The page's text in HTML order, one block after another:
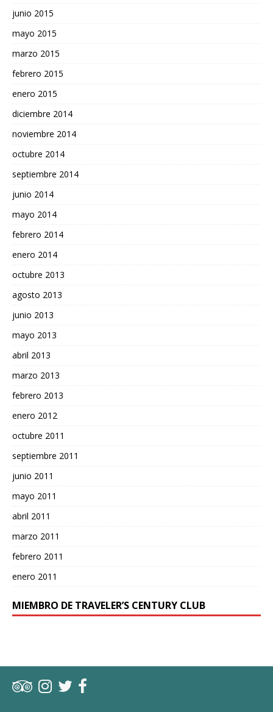
junio 2015
mayo 2015
marzo 2015
febrero 2015
enero 2015
diciembre 2014
noviembre 2014
octubre 2014
septiembre 2014
junio 2014
mayo 2014
febrero 2014
enero 2014
octubre 2013
agosto 2013
junio 2013
mayo 2013
abril 2013
marzo 2013
febrero 2013
enero 2012
octubre 2011
septiembre 2011
junio 2011
mayo 2011
abril 2011
marzo 2011
febrero 2011
enero 2011
MIEMBRO DE TRAVELER’S CENTURY CLUB